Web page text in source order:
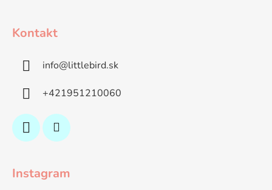
Kontakt
info@littlebird.sk
+421951210060
Instagram